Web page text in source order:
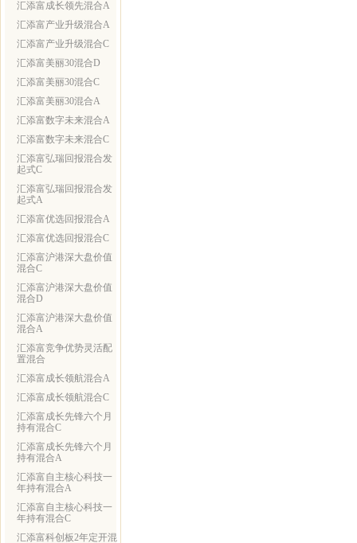
汇添富成长领先混合A
汇添富产业升级混合A
汇添富产业升级混合C
汇添富美丽30混合D
汇添富美丽30混合C
汇添富美丽30混合A
汇添富数字未来混合A
汇添富数字未来混合C
汇添富弘瑞回报混合发
起式C
汇添富弘瑞回报混合发
起式A
汇添富优选回报混合A
汇添富优选回报混合C
汇添富沪港深大盘价值
混合C
汇添富沪港深大盘价值
混合D
汇添富沪港深大盘价值
混合A
汇添富竞争优势灵活配
置混合
汇添富成长领航混合A
汇添富成长领航混合C
汇添富成长先锋六个月
持有混合C
汇添富成长先锋六个月
持有混合A
汇添富自主核心科技一
年持有混合A
汇添富自主核心科技一
年持有混合C
汇添富科创板2年定开混